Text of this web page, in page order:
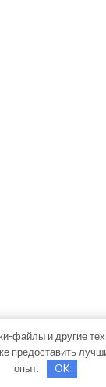
файлы и другие
предоставить
опыт.
OK